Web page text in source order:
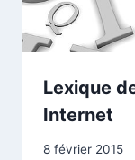
Lexique
Internet
8 février 2015